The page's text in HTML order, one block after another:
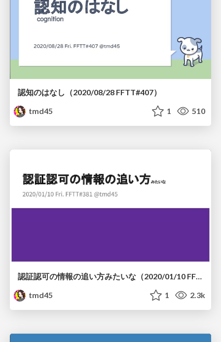
認知のはなし（2020/08/28 FFTT#407）
tmd45
1 510
認証認可の情報の追い方みたいな（2020/01/10 FFTT#381）
tmd45
1 2.3k